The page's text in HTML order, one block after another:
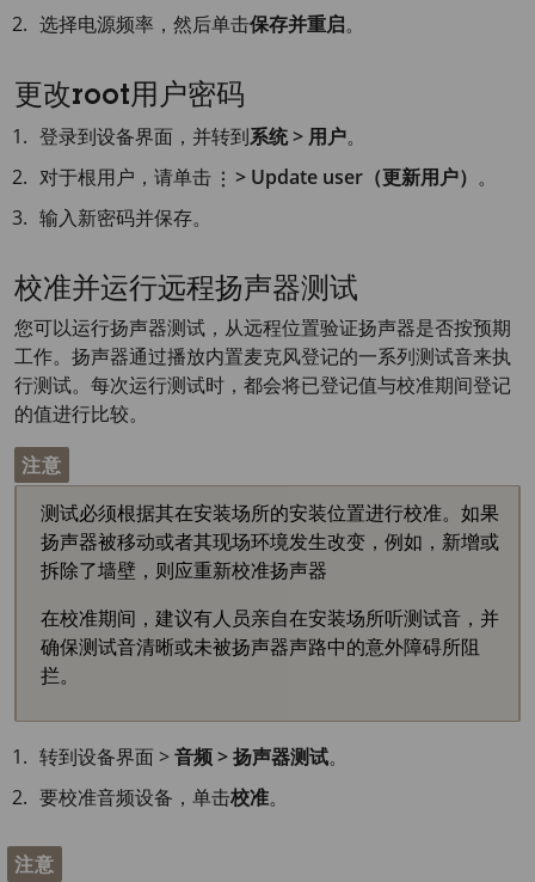
选择电源频率，然后单击保存并重启。
更改root用户密码
登录到设备界面，并转到系统 > 用户。
对于根用户，请单击
> Update user（更新用户） 。
输入新密码并保存。
校准并运行远程扬声器测试
您可以运行扬声器测试，从远程位置验证扬声器是否按预期
工作。扬声器通过播放内置麦克风登记的一系列测试音来执
行测试。每次运行测试时，都会将已登记值与校准期间登记
的值进行比较。
注意
测试必须根据其在安装场所的安装位置进行校准。如果
扬声器被移动或者其现场环境发生改变，例如，新增或
拆除了墙壁，则应重新校准扬声器
在校准期间，建议有人员亲自在安装场所听测试音，并
确保测试音清晰或未被扬声器声路中的意外障碍所阻
拦。
转到设备界面 >音频 > 扬声器测试。
要校准音频设备，单击校准。
注意